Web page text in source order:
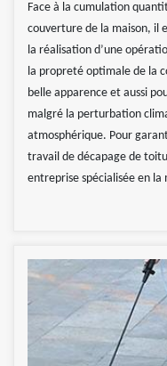
Face à la cumulation
couverture de la maison, il
la réalisation d’une
la propreté optimale de la
belle apparence et aussi
malgré la perturbation
atmosphérique. Pour
travail de décapage de
entreprise spécialisée en